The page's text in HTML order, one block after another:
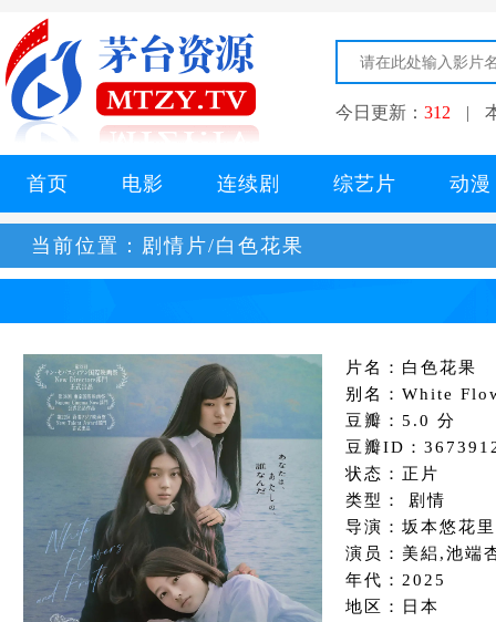
今日更新： 312 |
首页 电影 连续剧 综艺片 动漫
当前位置： 剧情片/白色花果
片名：白色花果
别名：White
豆瓣：5.0 分
豆瓣ID：
状态：正片
类型： 剧情
导演：坂本悠花里
演员：美絽,池端
年代：2025
地区：日本